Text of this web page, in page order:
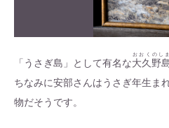
「うさぎ島」として有名な大久野
おおくのしま
ちなみに安部さんはうさぎ年生ま
物だそうです。